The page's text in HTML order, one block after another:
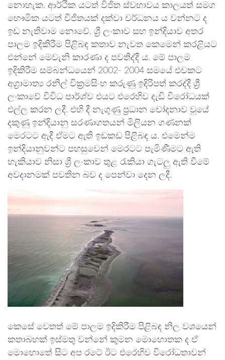
නොහැක. ආර්ථික යටත් විජිත ස්වභාවය කාලයත් සමග
භෞමික යටත් විජිතයක් දක්වා වර්ධනය ය වන්නට ද
ඉඩ නැතිවාම නොවේ. ශ්‍රී ලංකාව සහ ඉන්දියාව අතර
පාලම ඉදිකිරීම පිළිබඳ කතාව නැවත කෙමෙන් කරළියට
එන්නේ මෙවැනි කාරණා ද පවතිද්දී ය. මේ පාලම
ඉදිකිරීම සම්බන්ධයෙන් 2002- 2004 සමයේ එවකට
අග්‍රාමාත්‍ය රනිල් වික්‍රමසිංහ කරුණු ඉදිරිපත් කරද්දී ශ්‍රී
ලංකාවේ විවිධ පාර්ශ්ව එයට එරෙහිව දැඩි විරෝධයක්
එල්ල කරන ලදී. එහි දී නැගුණු ප්‍රධාන චෝදනාව වූයේ
දකුණු ඉන්දියානු සරණාගතයන් මිලියන ගණනක්
මෙරටට ඇදී ඒමට ඇති ඉඩකඩ පිළිබඳ ය. එමෙන්ම
ඉන්දියානුවන්ට පහසුවෙන් මෙරටට පැමිණීමට ඇති
හැකියාව නිසා ශ්‍රී ලංකාව තුළ රැකියා ගැටලු ඇති වීමේ
අවදානමක් පවතින බව ද පෙන්වා දෙන ලදී.
කෙසේ වෙතත් මේ පාලම ඉදිකිරීම පිළිබඳ නිල වශයෙන්
කතාබහක් ඉස්මතු වන්නේ කුමන මොහොතක ද ඒ
මොහොතේ සිට අප රටේ ඊට එරෙහිව විරෝධතාවන්